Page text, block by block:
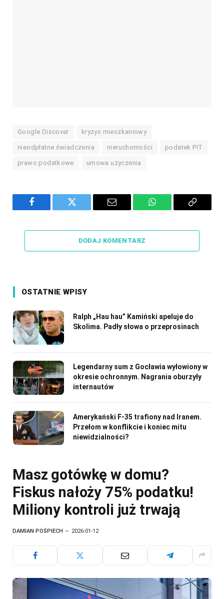
Google Discover kryzys mieszkaniowy
nieodpłatne świadczenia nieruchomości podatek PIT
prawo podatkowe umowa użyczenia
Facebook Twitter Email WhatsAppCopy
DODAJ KOMENTARZ
OSTATNIE WPISY
Ralph „Hau hau” Kamiński apeluje do
Skolima. Padły słowa o przeprosinach
Legendarny sum z Gocławia wyłowiony w
okresie ochronnym. Nagrania oburzyły
internautów
Amerykański F-35 trafiony nad Iranem.
Przełom w konflikcie i koniec mitu
niewidzialności?
Masz gotówkę w domu?
Fiskus nałoży 75% podatku!
Miliony kontroli już trwają
DAMIAN POŚPIECH 2026-01-12